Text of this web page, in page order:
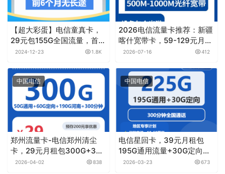
【超大彩蛋】电信童真卡，
29元包155G全国流量，首月
免月租
2024-12-23 1.8K
2026电信流量卡推荐：新疆
喀什宽带卡，59-129元月租
500-1000M80-
宽带套餐
2026-07-16 412
中国电信
郑州流量卡-电信郑州清尘
卡，29元月租包300G+300
分钟
2026-04-02 838
中国电信
电信星回卡，39元月租包
195G通用流量+30G定向流
量+300分钟通话
2026-03-23 673